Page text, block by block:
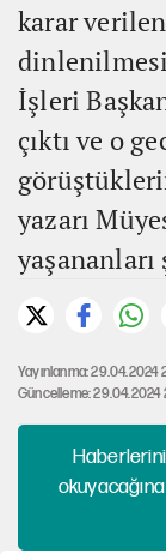
karar
İşleri
çıktı ve o
yazarı
yaşananları
Yayınlanma: 29.04.2024
Güncelleme: 29.04.2024